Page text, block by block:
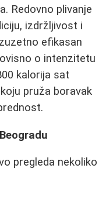
Redovno plivanje
izdržljivost i
efikasan
o intenzitetu
kalorija sat
pruža boravak
pregleda nekoliko